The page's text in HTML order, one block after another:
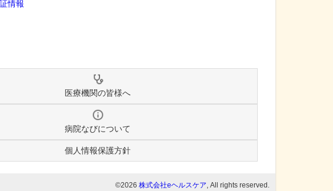
医療機関の皆様へ
病院なびについて
個人情報保護方針
©2026 株式会社eヘルスケア, All rights reserved.